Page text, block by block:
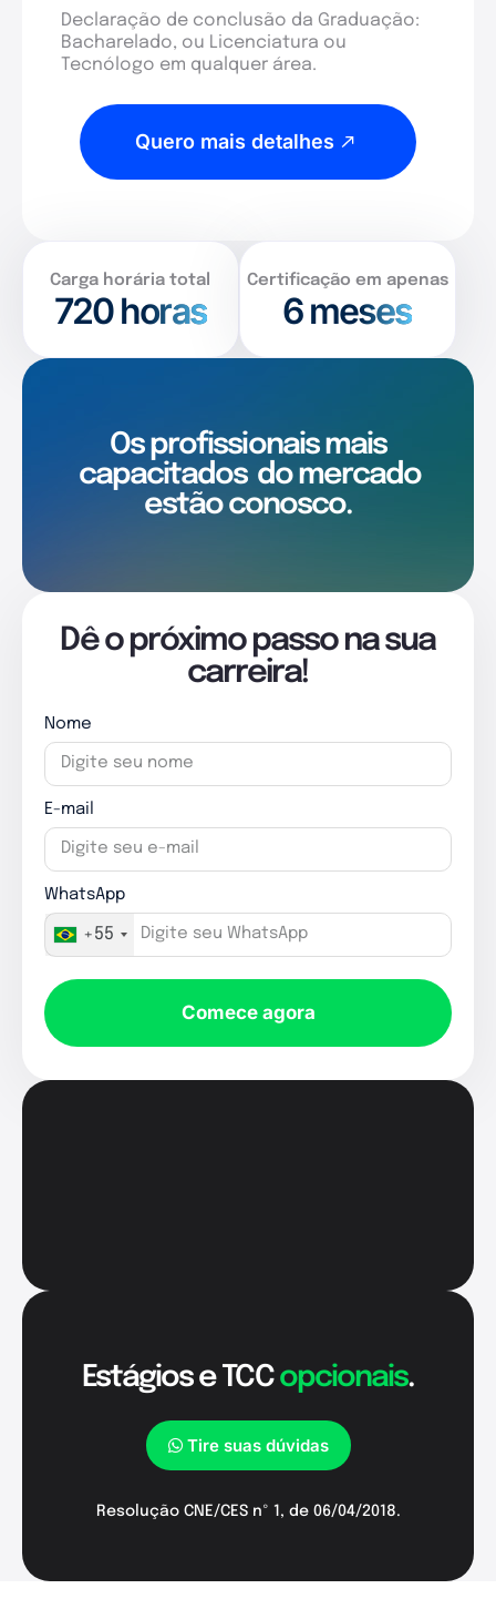
Declaração de conclusão da Graduação:
Bacharelado, ou Licenciatura ou
Tecnólogo em qualquer área.
Quero mais detalhes
Carga horária total
720horas
Certificação em apenas
6 meses
Os profissionais mais
capacitados do mercado
estão conosco.
Dê o próximo passo na sua
carreira!
Nome
E-mail
WhatsApp
+55
Comece agora
Estágios e TCCopcionais.
Tire suas dúvidas
Resolução CNE/CES nº 1, de 06/04/2018.